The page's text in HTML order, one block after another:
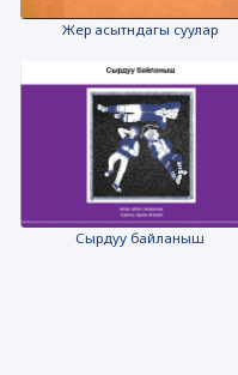
Жер асытндагы суулар
Сырдуу байланыш